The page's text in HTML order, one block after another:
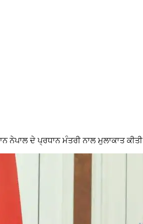
ਨੇਪਾਲ ਦੇ ਪ੍ਰਧਾਨ ਮੰਤਰੀ ਨਾਲ ਮੁਲਾਕਾਤ ਕੀਤੀ